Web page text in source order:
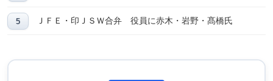
ＪＦＥ・印ＪＳＷ合弁 役員に赤木・岩野・髙橋氏